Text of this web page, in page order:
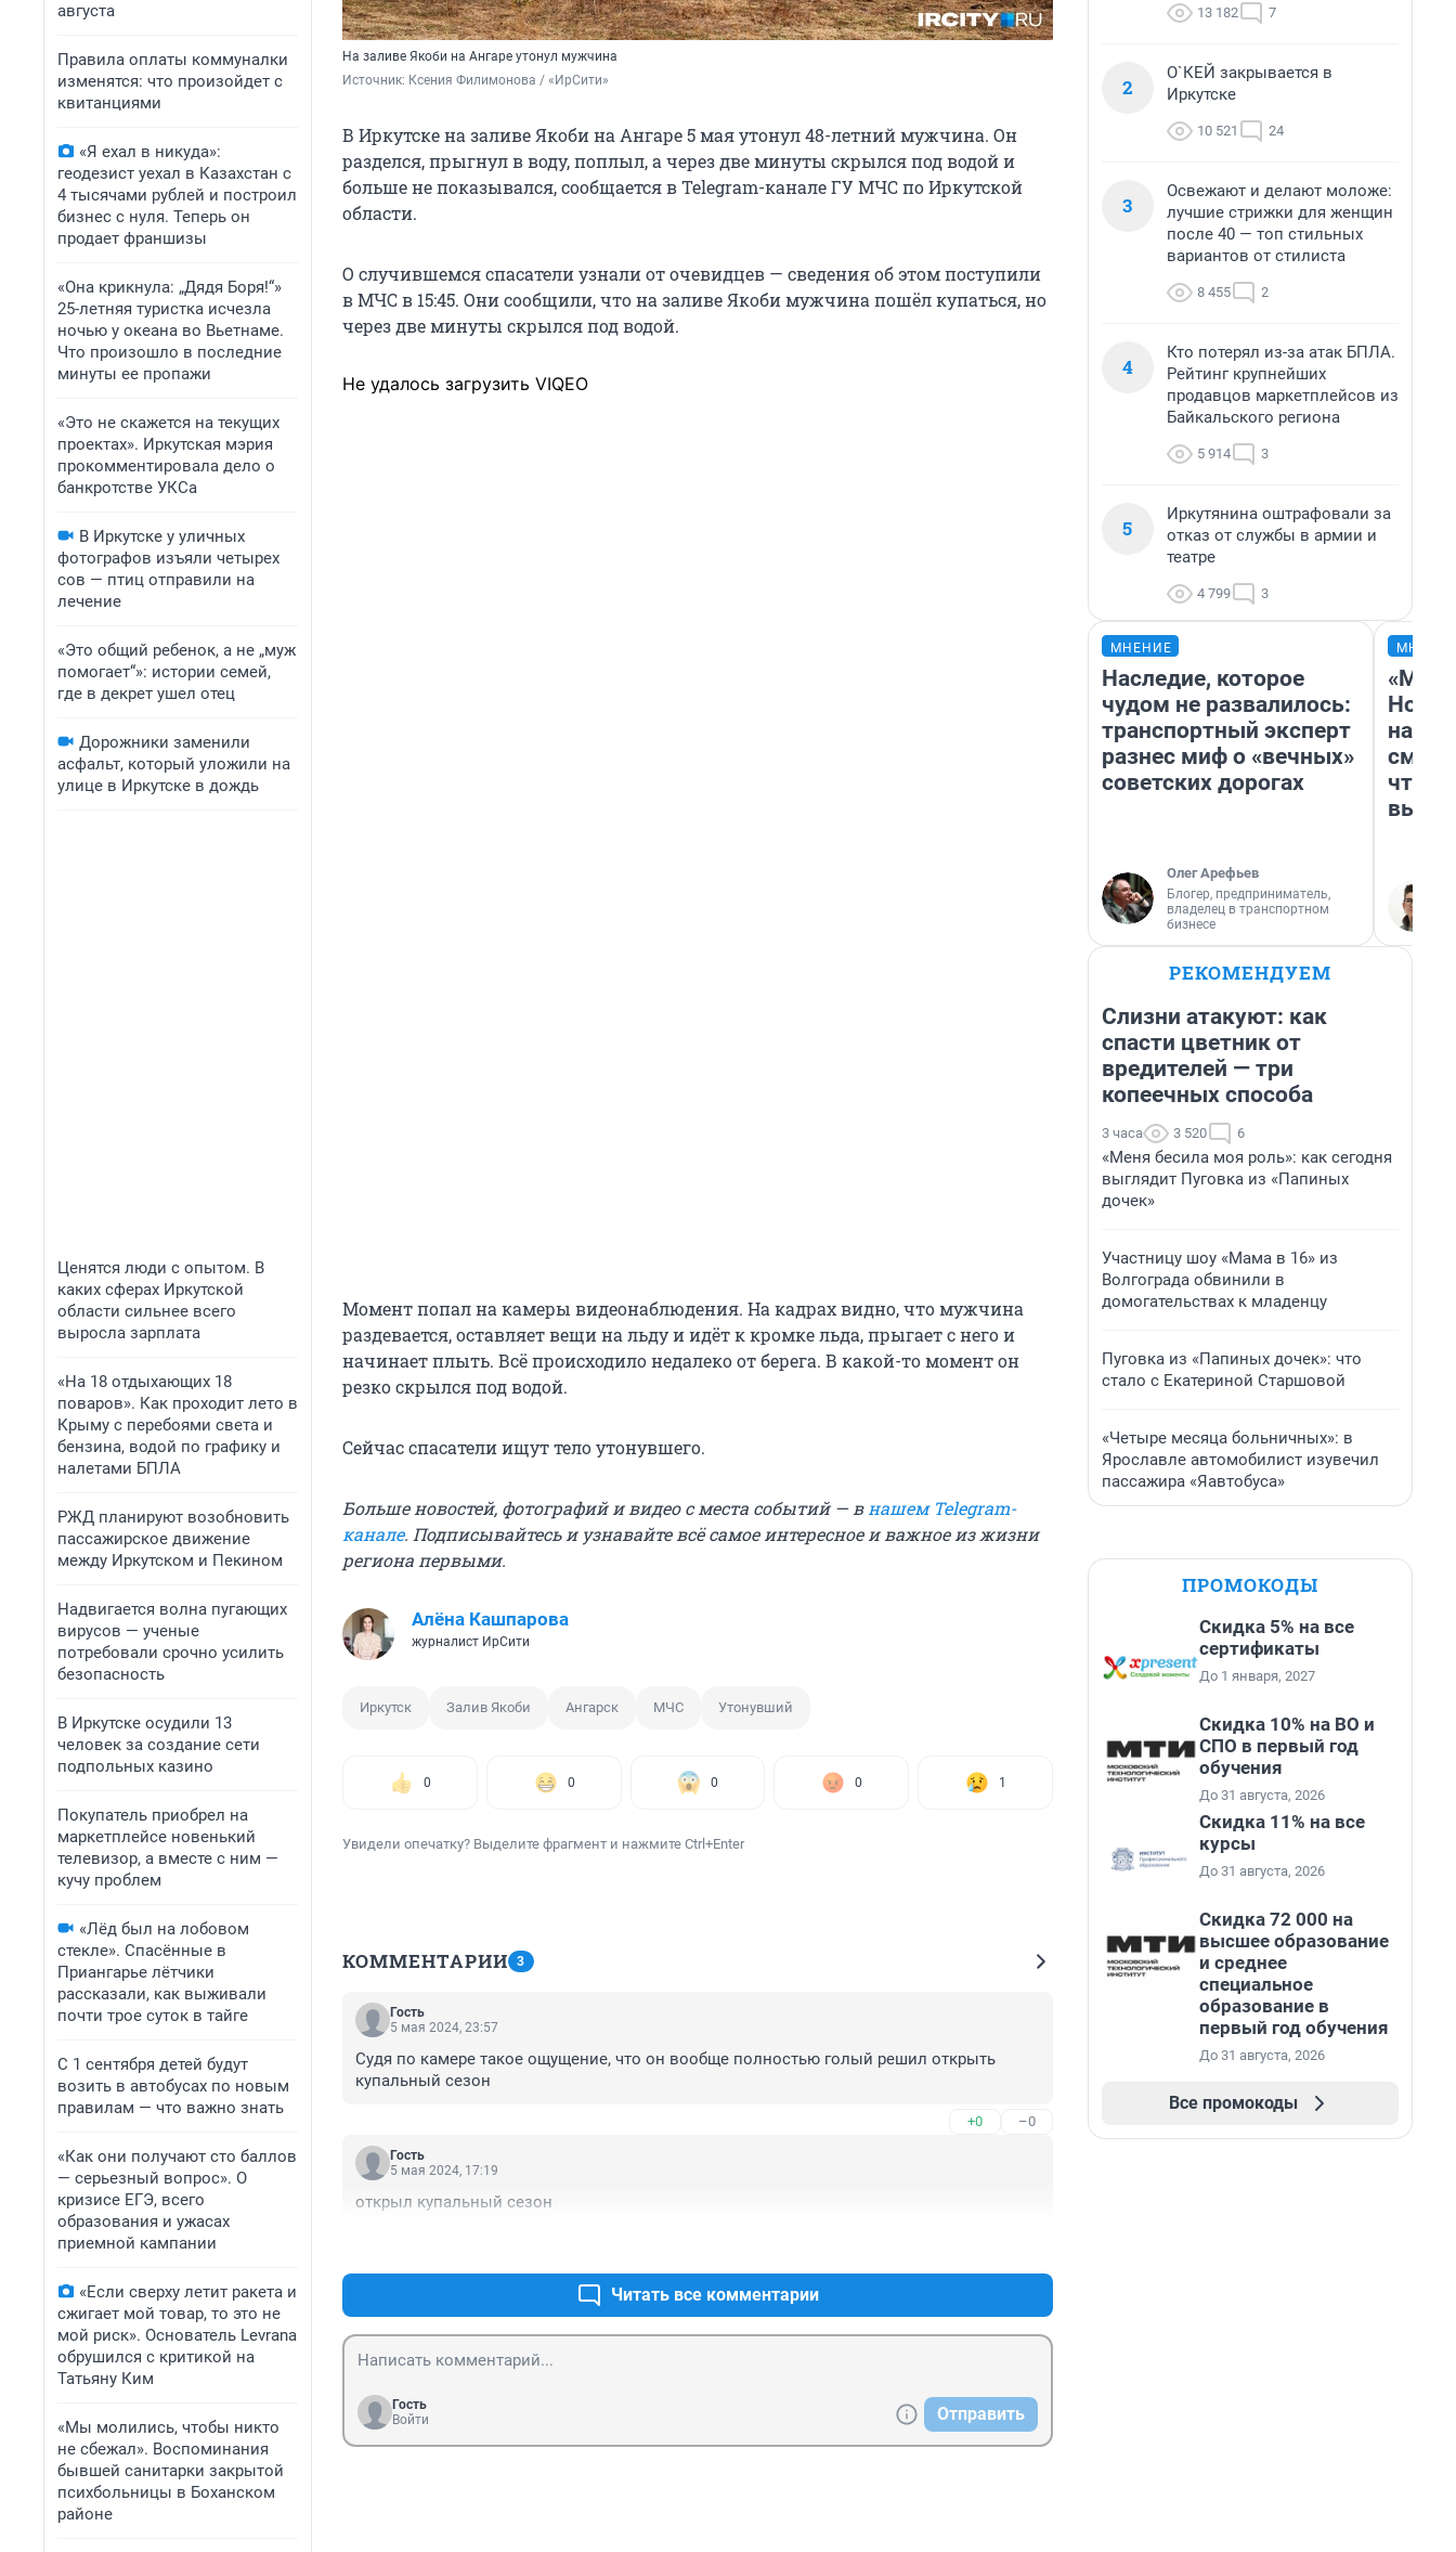
августа
Правила оплаты коммуналки
изменятся: что произойдет с
квитанциями
«Я ехал в никуда»:
геодезист уехал в Казахстан с
4 тысячами рублей и построил
бизнес с нуля. Теперь он
продает франшизы
«Она крикнула: „Дядя Боря!“»
25-летняя туристка исчезла
ночью у океана во Вьетнаме.
Что произошло в последние
минуты ее пропажи
«Это не скажется на текущих
проектах». Иркутская мэрия
прокомментировала дело о
банкротстве УКСа
В Иркутске у уличных
фотографов изъяли четырех
сов — птиц отправили на
лечение
«Это общий ребенок, а не „муж
помогает“»: истории семей,
где в декрет ушел отец
Дорожники заменили
асфальт, который уложили на
улице в Иркутске в дождь
Ценятся люди с опытом. В
каких сферах Иркутской
области сильнее всего
выросла зарплата
«На 18 отдыхающих 18
поваров». Как проходит лето в
Крыму с перебоями света и
бензина, водой по графику и
налетами БПЛА
РЖД планируют возобновить
пассажирское движение
между Иркутском и Пекином
Надвигается волна пугающих
вирусов — ученые
потребовали срочно усилить
безопасность
В Иркутске осудили 13
человек за создание сети
подпольных казино
Покупатель приобрел на
маркетплейсе новенький
телевизор, а вместе с ним —
кучу проблем
«Лёд был на лобовом
стекле». Спасённые в
Приангарье лётчики
рассказали, как выживали
почти трое суток в тайге
С 1 сентября детей будут
возить в автобусах по новым
правилам — что важно знать
«Как они получают сто баллов
— серьезный вопрос». О
кризисе ЕГЭ, всего
образования и ужасах
приемной кампании
«Если сверху летит ракета и
сжигает мой товар, то это не
мой риск». Основатель Levrana
обрушился с критикой на
Татьяну Ким
«Мы молились, чтобы никто
не сбежал». Воспоминания
бывшей санитарки закрытой
психбольницы в Боханском
районе
На заливе Якоби на Ангаре утонул мужчина
Источник: Ксения Филимонова / «ИрСити»
В Иркутске на заливе Якоби на Ангаре 5 мая утонул 48-летний мужчина. Он
разделся, прыгнул в воду, поплыл, а через две минуты скрылся под водой и
больше не показывался, сообщается в Telegram-канале ГУ МЧС по Иркутской
области.
О случившемся спасатели узнали от очевидцев — сведения об этом поступили
в МЧС в 15:45. Они сообщили, что на заливе Якоби мужчина пошёл купаться, но
через две минуты скрылся под водой.
Не удалось загрузить VIQEO
Момент попал на камеры видеонаблюдения. На кадрах видно, что мужчина
раздевается, оставляет вещи на льду и идёт к кромке льда, прыгает с него и
начинает плыть. Всё происходило недалеко от берега. В какой-то момент он
резко скрылся под водой.
Сейчас спасатели ищут тело утонувшего.
Больше новостей, фотографий и видео с места событий — в нашем Telegram-
канале. Подписывайтесь и узнавайте всё самое интересное и важное из жизни
региона первыми.
Алёна Кашпарова
журналист ИрСити
Иркутск Залив Якоби Ангарск МЧС Утонувший
0 0 0 0 1
Увидели опечатку? Выделите фрагмент и нажмите Ctrl+Enter
КОММЕНТАРИИ 3
Гость
5 мая 2024, 23:57
Судя по камере такое ощущение, что он вообще полностью голый решил открыть
купальный сезон
+0 –0
Гость
5 мая 2024, 17:19
открыл купальный сезон
Читать все комментарии
Гость
Войти
Отправить
13 182 7
2
О`КЕЙ закрывается в
Иркутске
10 521 24
3
Освежают и делают моложе:
лучшие стрижки для женщин
после 40 — топ стильных
вариантов от стилиста
8 455 2
4
Кто потерял из-за атак БПЛА.
Рейтинг крупнейших
продавцов маркетплейсов из
Байкальского региона
5 914 3
5
Иркутянина оштрафовали за
отказ от службы в армии и
театре
4 799 3
МНЕНИЕ
Наследие, которое
чудом не развалилось:
транспортный эксперт
разнес миф о «вечных»
советских дорогах
Олег Арефьев
Блогер, предприниматель,
владелец в транспортном
бизнесе
«Мы
РЕКОМЕНДУЕМ
Слизни атакуют: как
спасти цветник от
вредителей — три
копеечных способа
3 часа 3 520 6
«Меня бесила моя роль»: как сегодня
выглядит Пуговка из «Папиных
дочек»
Участницу шоу «Мама в 16» из
Волгограда обвинили в
домогательствах к младенцу
Пуговка из «Папиных дочек»: что
стало с Екатериной Старшовой
«Четыре месяца больничных»: в
Ярославле автомобилист изувечил
пассажира «Яавтобуса»
ПРОМОКОДЫ
Скидка 5% на все
сертификаты
До 1 января, 2027
Скидка 10% на ВО и
СПО в первый год
обучения
До 31 августа, 2026
Скидка 11% на все
курсы
До 31 августа, 2026
Скидка 72 000 на
высшее образование
и среднее
специальное
образование в
первый год обучения
До 31 августа, 2026
Все промокоды